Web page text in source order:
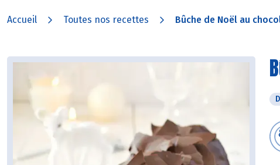
Accueil Toutes nos recettes Bûche de Noël au